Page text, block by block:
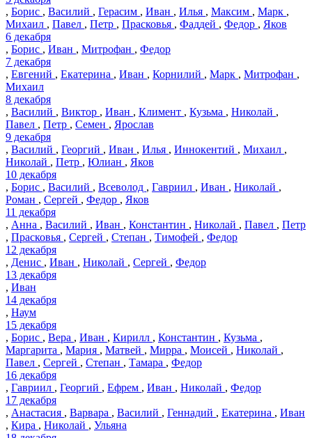
, Борис , Василий , Герасим , Иван , Илья , Максим , Марк ,
Михаил , Павел , Петр , Прасковья , Фаддей , Федор , Яков
6 декабря
, Борис , Иван , Митрофан , Федор
7 декабря
, Евгений , Екатерина , Иван , Корнилий , Марк , Митрофан ,
Михаил
8 декабря
, Василий , Виктор , Иван , Климент , Кузьма , Николай ,
Павел , Петр , Семен , Ярослав
9 декабря
, Василий , Георгий , Иван , Илья , Иннокентий , Михаил ,
Николай , Петр , Юлиан , Яков
10 декабря
, Борис , Василий , Всеволод , Гавриил , Иван , Николай ,
Роман , Сергей , Федор , Яков
11 декабря
, Анна , Василий , Иван , Константин , Николай , Павел , Петр
, Прасковья , Сергей , Степан , Тимофей , Федор
12 декабря
, Денис , Иван , Николай , Сергей , Федор
13 декабря
, Иван
14 декабря
, Наум
15 декабря
, Борис , Вера , Иван , Кирилл , Константин , Кузьма ,
Маргарита , Мария , Матвей , Мирра , Моисей , Николай ,
Павел , Сергей , Степан , Тамара , Федор
16 декабря
, Гавриил , Георгий , Ефрем , Иван , Николай , Федор
17 декабря
, Анастасия , Варвара , Василий , Геннадий , Екатерина , Иван
, Кира , Николай , Ульяна